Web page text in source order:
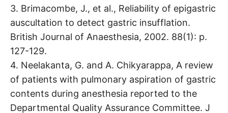
3. Brimacombe, J., et al., Reliability of epigastric
auscultation to detect gastric insufflation.
British Journal of Anaesthesia, 2002. 88(1): p.
127-129.
4. Neelakanta, G. and A. Chikyarappa, A review
of patients with pulmonary aspiration of gastric
contents during anesthesia reported to the
Departmental Quality Assurance Committee. J